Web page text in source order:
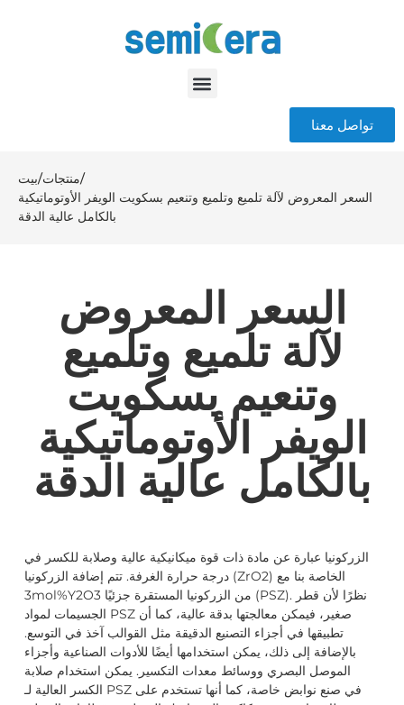
تواصل معنا
بيت/منتجات/
السعر المعروض لآلة تلميع وتلميع وتنعيم بسكويت الويفر الأوتوماتيكية
بالكامل عالية الدقة
السعر المعروض
لآلة تلميع وتلميع
وتنعيم بسكويت
الويفر الأوتوماتيكية
بالكامل عالية الدقة
الزركونيا عبارة عن مادة ذات قوة ميكانيكية عالية وصلابة للكسر في
درجة حرارة الغرفة. تتم إضافة الزركونيا (ZrO2) الخاصة بنا مع
3mol%Y2O3 من الزركونيا المستقرة جزئيًا (PSZ). نظرًا لأن قطر
الجسيمات لمواد PSZ صغير، فيمكن معالجتها بدقة عالية، كما أن
تطبيقها في أجزاء التصنيع الدقيقة مثل القوالب آخذ في التوسع.
بالإضافة إلى ذلك، يمكن استخدامها أيضًا للأدوات الصناعية وأجزاء
الموصل البصري ووسائط معدات التكسير. يمكن استخدام صلابة
الكسر العالية لـ PSZ في صنع نوابض خاصة، كما أنها تستخدم على